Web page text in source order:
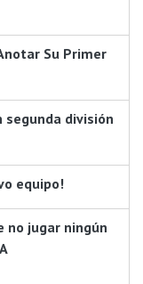
Su Primer
segunda división
equipo!
no jugar ningún